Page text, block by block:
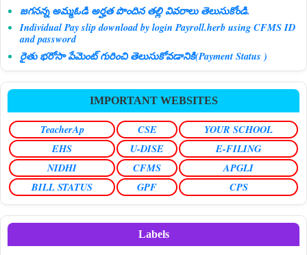
జగనన్న అమ్మఓడి అర్హత పొందిన తల్లి వివరాలు తెలుసుకోండి.
Individual Pay slip download by login Payroll.herb using CFMS ID
and password
రైతు భరోసా పేమెంట్ గురించి తెలుసుకోవడానికి(Payment Status )
IMPORTANT WEBSITES
TeacherAp CSE
YOUR SCHOOL
EHS
U-DISE
E-FILING
NIDHI
CFMS
APGLI
BILL STATUS
GPF CPS
Labels